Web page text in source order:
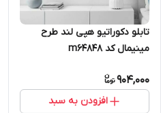
تابلو دکوراتیو هپی لند طرح
مینیمال کد m64848
904,000
افزودن به سبد